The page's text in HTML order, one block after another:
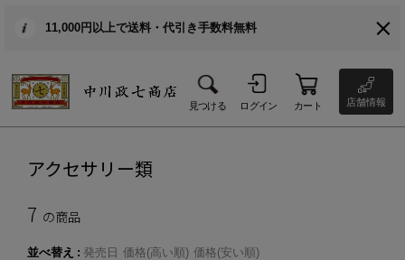
11,000円以上で送料・代引き手数料無料
見つける ログイン カート 店舗情報
アクセサリー類
7 の商品
並べ替え 発売日 価格(高い順) 価格(安い順)